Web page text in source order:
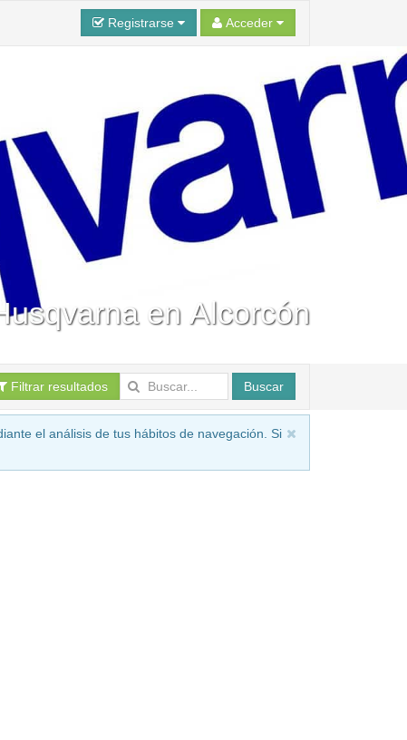
Registrarse Acceder
en Alcorcón
Filtrar resultados Buscar
el análisis de tus hábitos de navegación. Si